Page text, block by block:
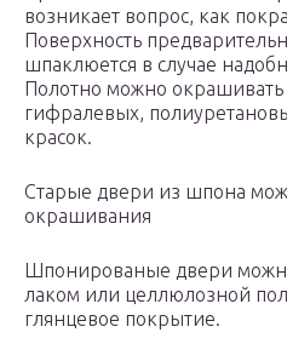
возникает вопрос, как
Поверхность
шпаклюется в случае
Полотно можно окрашивать
гифралевых,
красок.
Старые двери из шпона
окрашивания
Шпонированые двери
лаком или целлюлозной
глянцевое покрытие.